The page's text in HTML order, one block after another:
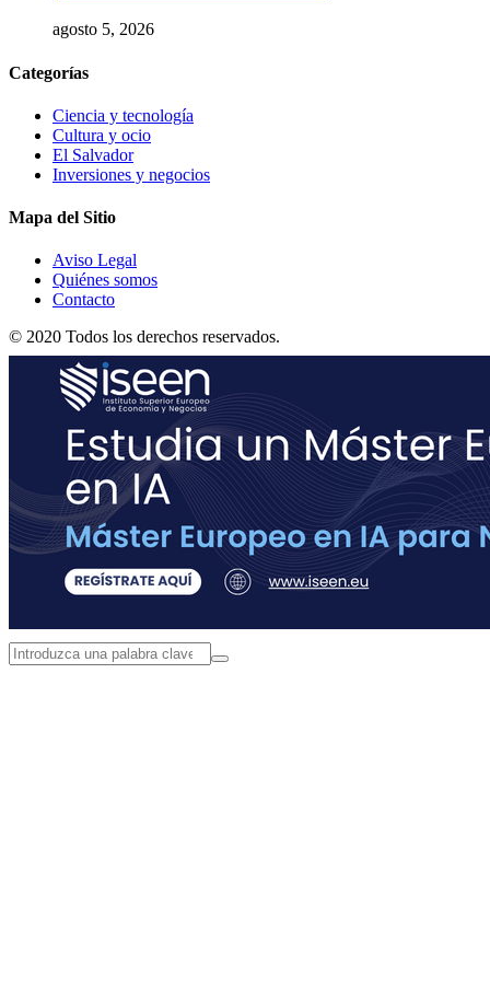
agosto 5, 2026
Categorías
Ciencia y tecnología
Cultura y ocio
El Salvador
Inversiones y negocios
Mapa del Sitio
Aviso Legal
Quiénes somos
Contacto
© 2020 Todos los derechos reservados.